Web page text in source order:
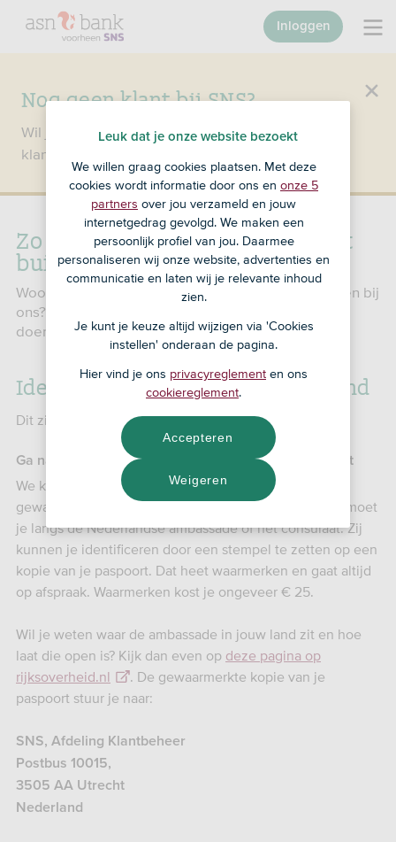
Nog geen klant bij SNS?
Wil je een product openen en ben je nog geen
klant bij SNS?
Inloggen
Zo identificeer je je als je in het
buitenland woont
Woon je in het buitenland en moet je je identificeren bij
ons? Dan zijn er verschillende manieren om dat te
doen.
Identificeren vanuit het buitenland
Dit zijn de mogelijkheden:
Ga naar de Nederlandse ambassade of het consulaat
We kunnen je ook identificeren als je ons een
gewaarmerkte kopie van je paspoort stuurt. Daarvoor moet
je langs de Nederlandse ambassade of het consulaat. Zij
kunnen je identificeren door een stempel te zetten op een
kopie van je paspoort. Dat heet waarmerken en gaat altijd
op afspraak. Waarmerken kost je ongeveer € 25.
Wil je weten waar de ambassade in jouw land zit en hoe
laat die open is? Kijk dan even op deze pagina op
rijksoverheid.nl
. De gewaarmerkte kopie van je
paspoort stuur je naar:
SNS, Afdeling Klantbeheer
Postbus 10015,
3505 AA Utrecht
Nederland
Leuk dat je onze website bezoekt
We willen graag cookies plaatsen. Met deze
cookies wordt informatie door ons en onze 5
partners over jou verzameld en jouw
internetgedrag gevolgd. We maken een
persoonlijk profiel van jou. Daarmee
personaliseren wij onze website, advertenties en
communicatie en laten wij je relevante inhoud
zien.
Je kunt je keuze altijd wijzigen via 'Cookies
instellen' onderaan de pagina.
Hier vind je ons privacyreglement en ons
cookiereglement.
Weigeren
Accepteren